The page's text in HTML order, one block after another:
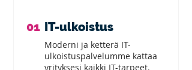
01 IT-ulkoistus
Moderni ja ketterä IT-
ulkoistuspalvelumme kattaa
yrityksesi kaikki IT-tarpeet.